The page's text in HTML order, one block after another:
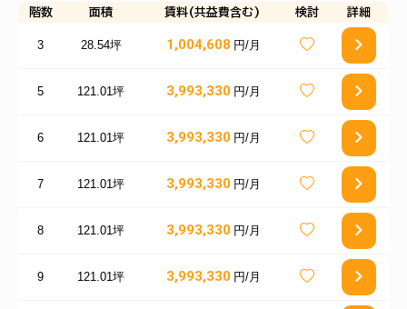
階数 面積 賃料(共益費含む) 検討 詳細
3 28.54坪 1,004,608 円/月
5 121.01坪 3,993,330 円/月
6 121.01坪 3,993,330 円/月
7 121.01坪 3,993,330 円/月
8 121.01坪 3,993,330 円/月
9 121.01坪 3,993,330 円/月